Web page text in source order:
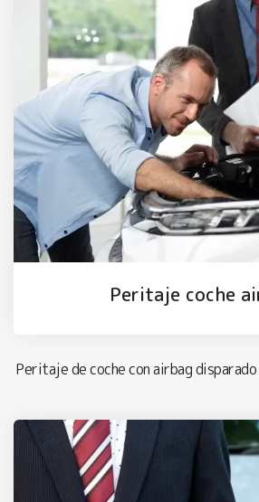
Peritaje coche
Peritaje de coche con airbag